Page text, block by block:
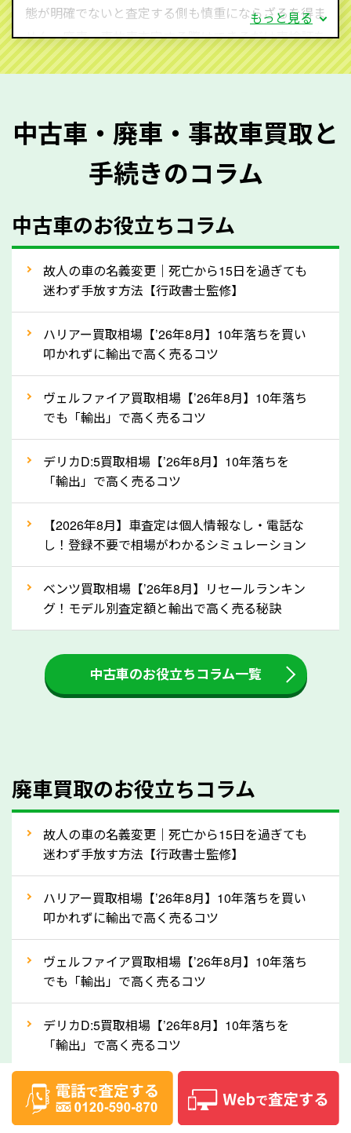
態が明確でないと査定する側も慎重にならざるを得ま
せん。廃車・事故車査定する際はできるだけ車検証を
ご準備ください。車検証があることで車両状態や年式
質問させていただく内容は以下の通りとなります。
メーカー／車種
型式／グレード
走行距離（例：約〇万キロ）
車検の満了日
内装や外装の状態
定を行い高価買取価格をつけやすくなります。
ってきます！
自動車税の還付金は、先に年払いしていた自動車税が
月割りで返還されるものです。ですから、自動車税の
還付金は早めに売却するほど多く還付されます。不要
な車は早めに廃車手続きをしたほうが良いでしょう。
③自動車税の還付金の扱いについて確認し
ましょう！
車を廃車にすると、自動車税の還付金を受け取ること
ができる場合があります。廃車買取業者の中には、還
付金をお客様に返還しない業者もあります。廃車査定
をする際には、自動車税の還付金の返還があるかどう
かを確認するようにしてください。長野県のソコカラ
人気の車種は廃車の状態でも、高価買取が可能です。
産車は高く買取が可能です。「廃車＝買取できない」
なら廃車の車も適正価格で買取できます。他社で買取
拒否となった車も価格がつく可能性があるので、諦め
ずに長野県の「ソコカラ」にご相談ください。古い車
でも高価買取が可能なケースは珍しくないため、まず
はWebで簡単にできる無料査定をお試しください。
実績」で確認できます。
⑤車内の簡単な清掃で買取価格アップも！
しばらく乗っていない車は、車内のシートや座席の下
が汚れていることも多いです。シミや汚れが付着して
もっと見る
中古車・廃車・事故車買取と
手続きのコラム
中古車のお役立ちコラム
故人の車の名義変更｜死亡から15日を過ぎても
迷わず手放す方法【行政書士監修】
ハリアー買取相場【’26年8月】10年落ちを買い
叩かれずに輸出で高く売るコツ
ヴェルファイア買取相場【’26年8月】10年落ち
でも「輸出」で高く売るコツ
デリカD:5買取相場【’26年8月】10年落ちを
「輸出」で高く売るコツ
【2026年8月】車査定は個人情報なし・電話な
し！登録不要で相場がわかるシミュレーション
ベンツ買取相場【’26年8月】リセールランキン
グ！モデル別査定額と輸出で高く売る秘訣
中古車のお役立ちコラム一覧
廃車買取のお役立ちコラム
故人の車の名義変更｜死亡から15日を過ぎても
迷わず手放す方法【行政書士監修】
ハリアー買取相場【’26年8月】10年落ちを買い
叩かれずに輸出で高く売るコツ
ヴェルファイア買取相場【’26年8月】10年落ち
でも「輸出」で高く売るコツ
デリカD:5買取相場【’26年8月】10年落ちを
「輸出」で高く売るコツ
【2026年8月】車査定は個人情報なし・電話な
し！登録不要で相場がわかるシミュレーション